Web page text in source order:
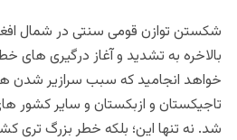
شکستن توازن قومی سنتی در شمال
بالاخره به تشدید و آغاز درگیری های
خواهد انجامید که سبب سرازیر شدن
تاجیکستان و ازبکستان و سایر کشور
شد. نه تنها این؛ بلکه خطر بزرگ تری